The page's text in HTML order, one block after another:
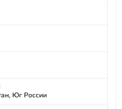
Юг России